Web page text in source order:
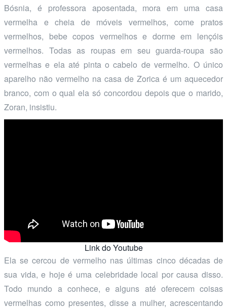
Bósnia, é professora aposentada, mora em uma casa
vermelha e cheia de móveis vermelhos, come pratos
vermelhos, bebe copos vermelhos e dorme em lençóis
vermelhos. Todas as roupas em seu guarda-roupa são
vermelhas e ela até pinta o cabelo de vermelho. O único
aparelho não vermelho na casa de Zorica é um aquecedor
branco, com o qual ela só concordou depois que o marido,
Zoran, insistiu.
Link do Youtube
Ela se cercou de vermelho nas últimas cinco décadas de
sua vida, e hoje é uma celebridade local por causa disso.
Todo mundo a conhece, e alguns até oferecem coisas
vermelhas como presentes, disse a mulher, acrescentando